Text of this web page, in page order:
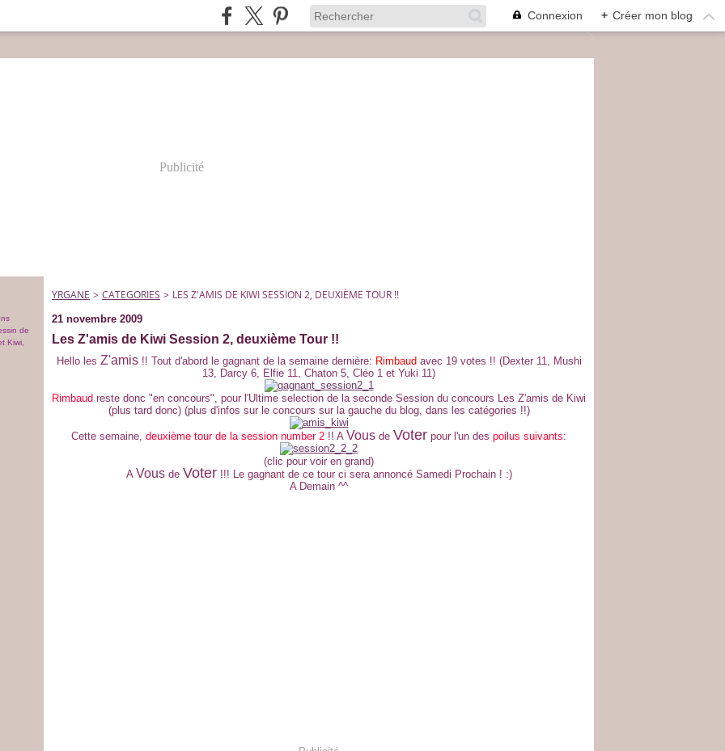
Connexion + Créer mon blog
Publicité
de
Kiwi,
YRGANE > CATEGORIES > LES Z'AMIS DE KIWI SESSION 2, DEUXIÈME TOUR !!
21 novembre 2009
Les Z'amis de Kiwi Session 2, deuxième Tour !!
Hello les Z'amis!! Tout d'abord le gagnant de la semaine dernière: Rimbaud avec 19 votes !! (Dexter 11, Mushi
13, Darcy 6, Elfie 11, Chaton 5, Cléo 1 et Yuki 11)
Rimbaud reste donc "en concours", pour l'Ultime selection de la seconde Session du concours Les Z'amis de Kiwi
(plus tard donc) (plus d'infos sur le concours sur la gauche du blog, dans les catégories !!)
Cette semaine, deuxième tour de la session number 2 !! A Vous de Voter pour l'un des poilus suivants:
(clic pour voir en grand)
A Vousde Voter!!! Le gagnant de ce tour ci sera annoncé Samedi Prochain ! :)
A Demain ^^